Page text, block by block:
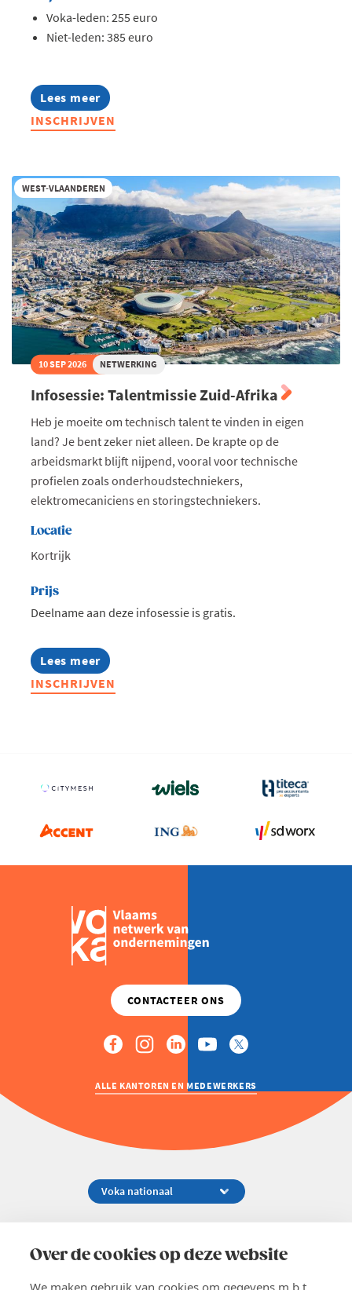
Over de cookies op deze website
We maken gebruik van cookies om gegevens m.b.t.
Voka-leden: 255 euro
Niet-leden: 385 euro
Lees meer
about
Opleiding:
Zo
EU-
regels
rond
loontransparantie
toe
in
jouw
onderneming
INSCHRIJVEN
WEST-VLAANDEREN
10 SEP 2026 NETWERKING
Infosessie: Talentmissie Zuid-Afrika
Heb je moeite om technisch talent te vinden in eigen
land? Je bent zeker niet alleen. De krapte op de
arbeidsmarkt blijft nijpend, vooral voor technische
profielen zoals onderhoudstechniekers,
elektromecaniciens en storingstechniekers.
Locatie
Kortrijk
Prijs
Deelname aan deze infosessie is gratis.
Lees meer
about
Infosessie:
Talentmissie
INSCHRIJVEN
ALLE KANTOREN EN MEDEWERKERS
02 229 81 11